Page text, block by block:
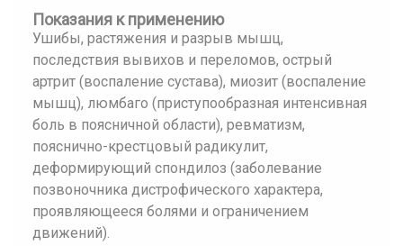
Показания к применению
Ушибы, растяжения и разрыв мышц,
последствия вывихов и переломов, острый
артрит (воспаление сустава), миозит (воспаление
мышц), люмбаго (приступообразная интенсивная
боль в поясничной области), ревматизм,
пояснично-крестцовый радикулит,
деформирующий спондилоз (заболевание
позвоночника дистрофического характера,
проявляющееся болями и ограничением
движений).